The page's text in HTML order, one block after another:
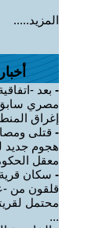
المزيد.....
- بعد -
مصري
إغراق
- قتلى
هجوم جديد
معقل
- سكان قرية
قلقون من
محتمل
...